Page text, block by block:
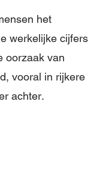
het
werkelijke cijfers
oorzaak van
vooral in rijkere
achter.